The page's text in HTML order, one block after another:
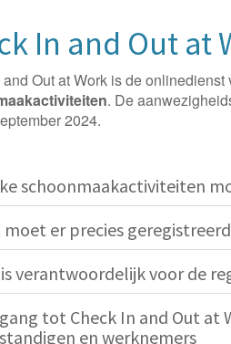
In and Out at
Out at Work is de
. De
2024.
schoonmaakactiviteiten
moet er precies
verantwoordelijk voor de
tot Check In and Out
en werknemers